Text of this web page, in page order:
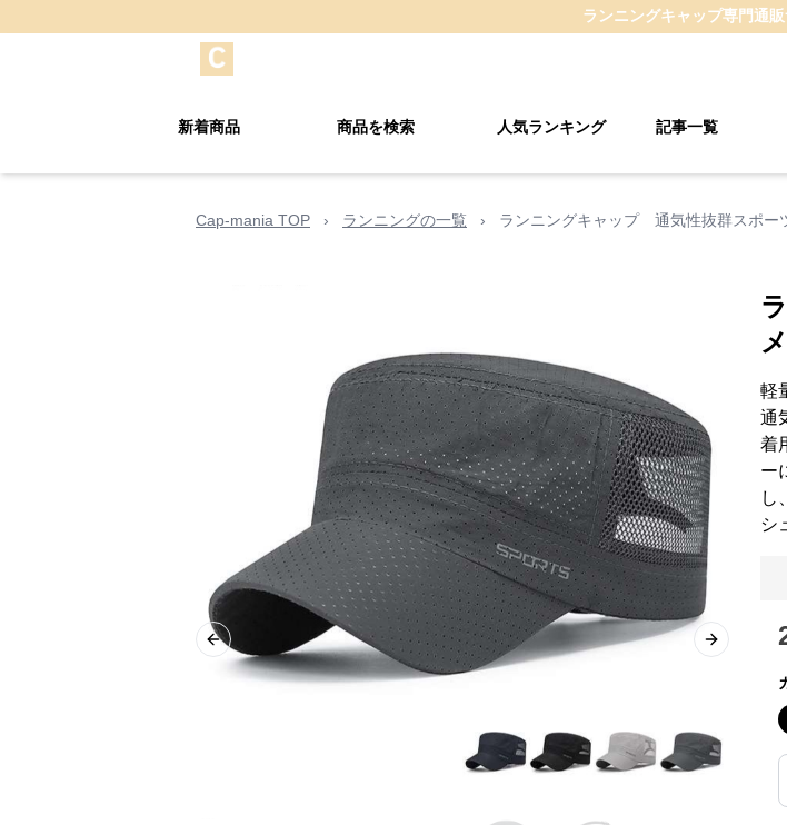
ランニングキャップ専門通販
新着商品 商品を検索 人気ランキング 記事一覧
Cap-mania TOP › ランニングの一覧 › ランニングキャップ 通気性抜群スポー
Previous slide Next slide
軽
通
着
ー
し
シ